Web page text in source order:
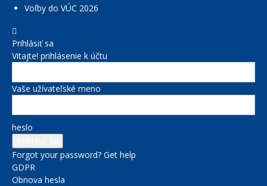
Voľby do VÚC 2026
Prihlásiť sa
Vitajte! prihlásenie k účtu
Vaše užívateľské meno
heslo
Forgot your password? Get help
GDPR
Obnova hesla